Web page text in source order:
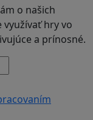
o našich
využívať hry vo
a prínosné.